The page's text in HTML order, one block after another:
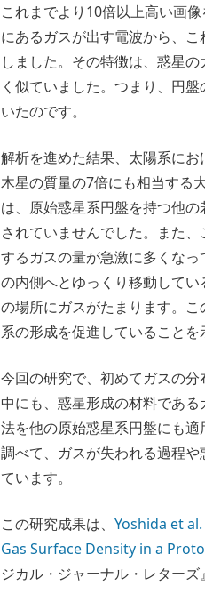
これまでより10倍以上高い画
にあるガスが出す電波から、
しました。その特徴は、惑星
く似ていました。つまり、円
いたのです。
解析を進めた結果、太陽系にお
⽊星の質量の7倍にも相当する
は、原始惑星系円盤を持つ他
されていませんでした。また
するガスの量が急激に多くな
の内側へとゆっくり移動して
の場所にガスがたまります。
系の形成を促進していることを
今回の研究で、初めてガスの
中にも、惑星形成の材料であ
法を他の原始惑星系円盤にも
調べて、ガスが失われる過程
ています。
この研究成果は、 Yoshida et
Gas Surface Density in a
ジカル・ジャーナル・レターズ